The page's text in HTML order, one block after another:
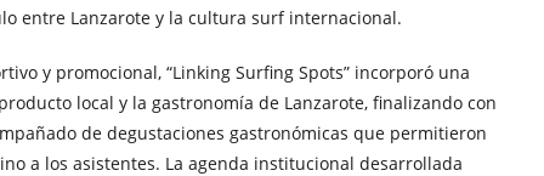
entre Lanzarote y la cultura surf internacional.
y promocional, “Linking Surfing Spots” incorporó una
local y la gastronomía de Lanzarote, finalizando con
de degustaciones gastronómicas que permitieron
a los asistentes. La agenda institucional desarrollada